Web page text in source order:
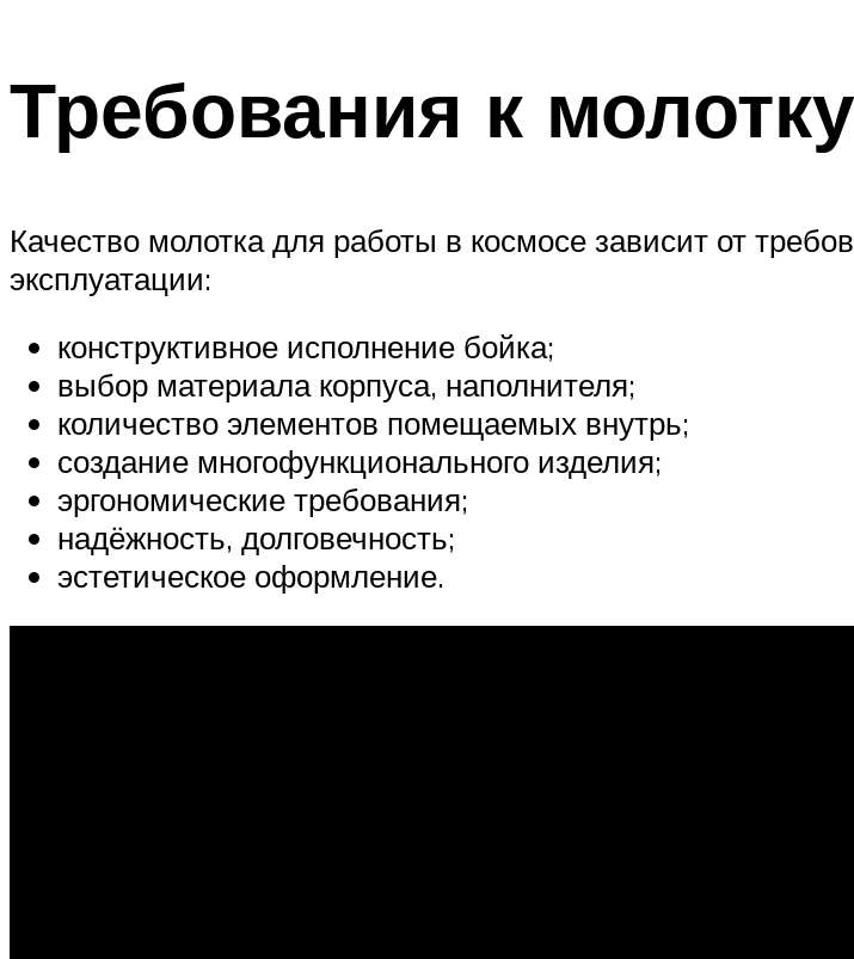
Требования к молотку
Качество молотка для работы в космосе зависит от
эксплуатации:
конструктивное исполнение бойка;
выбор материала корпуса, наполнителя;
количество элементов помещаемых внутрь;
создание многофункционального изделия;
эргономические требования;
надёжность, долговечность;
эстетическое оформление.